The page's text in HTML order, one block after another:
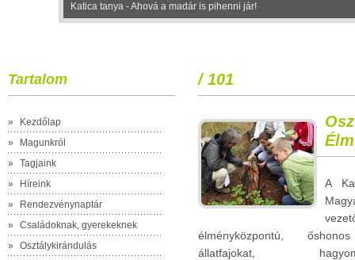
Hotel Kardosfa***- A Csillagos Égbolt szállodája
Tartalom
»
Kezdőlap
»
Magunkról
»
Tagjaink
»
Híreink
»
Rendezvénynaptár
»
Családoknak, gyerekeknek
»
Osztálykirándulás
/ 101
A
élményközpontú,
állatfajokat,